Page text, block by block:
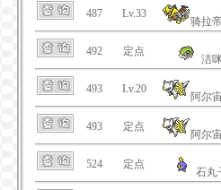
487 Lv.33
骑拉
492 定点
洁
493 Lv.20
阿尔
493 定点
阿尔
524 定点
石丸